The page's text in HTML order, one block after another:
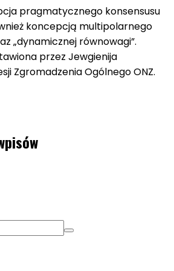
pragmatycznego konsensusu
koncepcją multipolarnego
„dynamicznej równowagi”.
przez Jewgienija
Zgromadzenia Ogólnego ONZ.